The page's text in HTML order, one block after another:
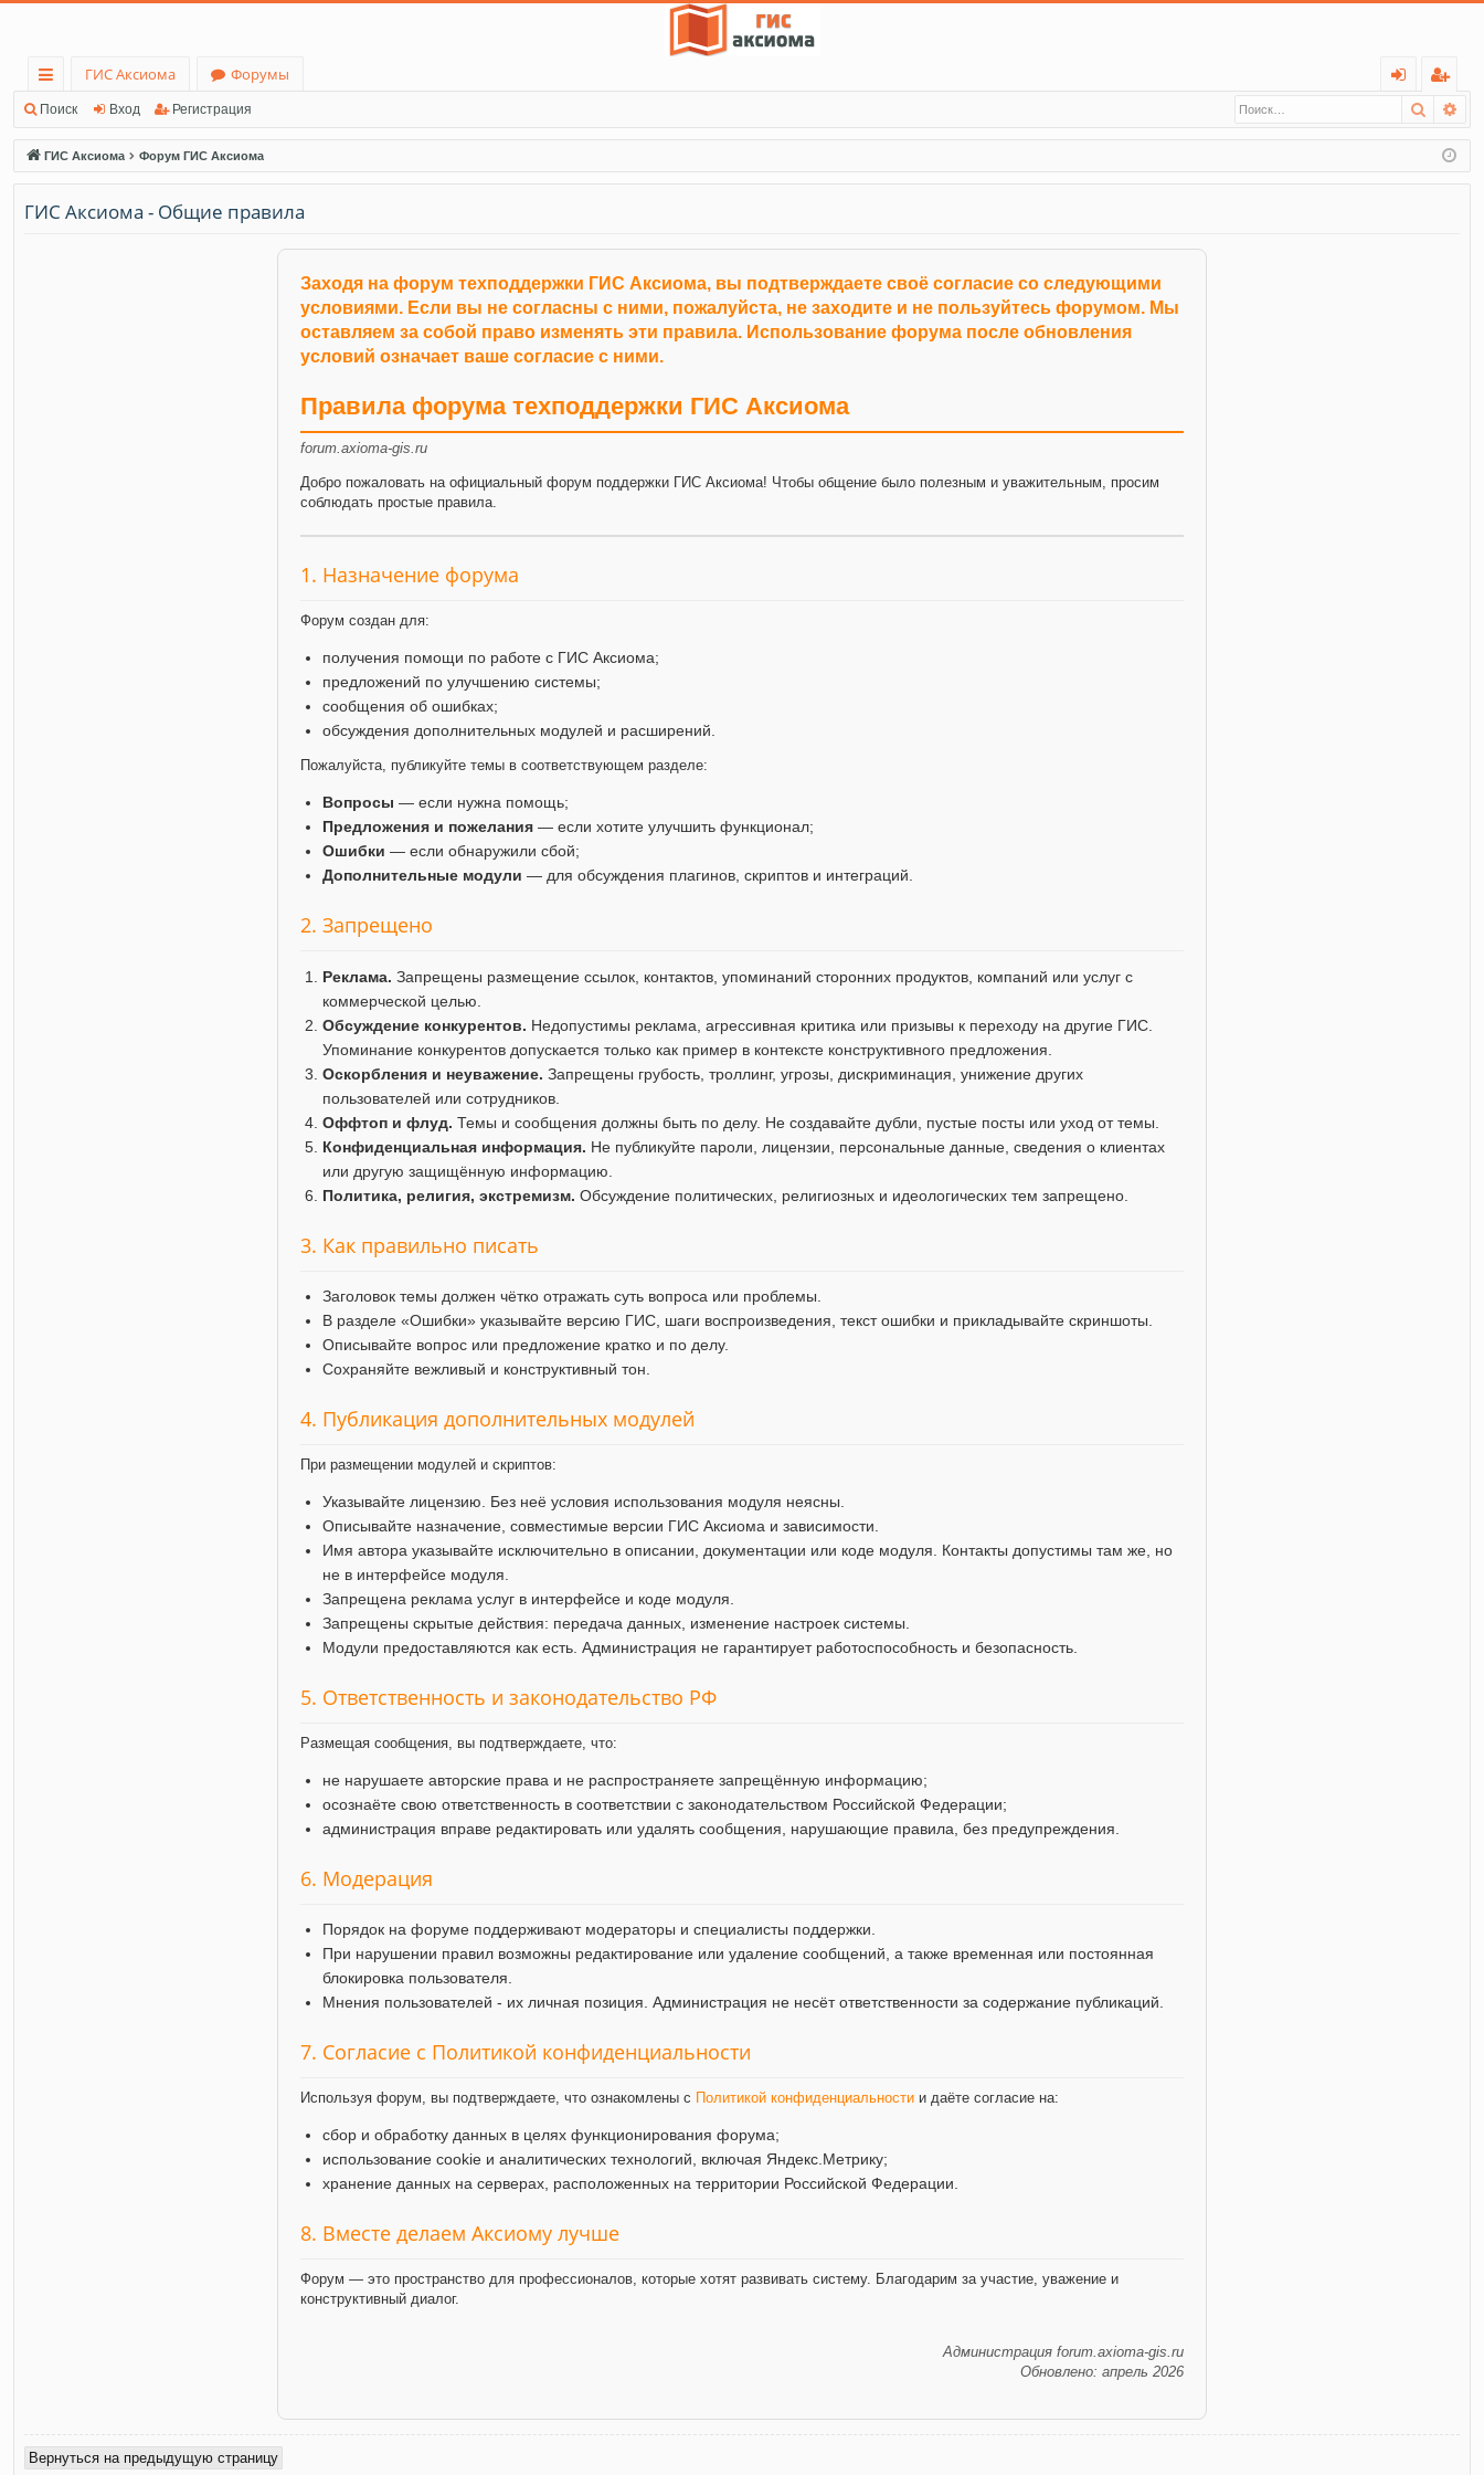
с
ы
лк
и
ГИС Аксиома
Форумы
д
ег
ис
тр
Поиск Вход Регистрация Поиск
ГИС Аксиома Форум ГИС Аксиома
ГИС Аксиома - Общие правила
Заходя на форум техподдержки ГИС Аксиома, вы подтверждаете своё согласие со следующими
условиями. Если вы не согласны с ними, пожалуйста, не заходите и не пользуйтесь форумом. Мы
оставляем за собой право изменять эти правила. Использование форума после обновления
условий означает ваше согласие с ними.
Правила форума техподдержки ГИС Аксиома
forum.axioma-gis.ru
Добро пожаловать на официальный форум поддержки ГИС Аксиома! Чтобы общение было полезным и уважительным, просим
соблюдать простые правила.
1. Назначение форума
Форум создан для:
получения помощи по работе с ГИС Аксиома;
предложений по улучшению системы;
сообщения об ошибках;
обсуждения дополнительных модулей и расширений.
Пожалуйста, публикуйте темы в соответствующем разделе:
Вопросы — если нужна помощь;
Предложения и пожелания — если хотите улучшить функционал;
Ошибки — если обнаружили сбой;
Дополнительные модули — для обсуждения плагинов, скриптов и интеграций.
2. Запрещено
Реклама. Запрещены размещение ссылок, контактов, упоминаний сторонних продуктов, компаний или услуг с
коммерческой целью.
Обсуждение конкурентов. Недопустимы реклама, агрессивная критика или призывы к переходу на другие ГИС.
Упоминание конкурентов допускается только как пример в контексте конструктивного предложения.
Оскорбления и неуважение. Запрещены грубость, троллинг, угрозы, дискриминация, унижение других
пользователей или сотрудников.
Оффтоп и флуд. Темы и сообщения должны быть по делу. Не создавайте дубли, пустые посты или уход от темы.
Конфиденциальная информация. Не публикуйте пароли, лицензии, персональные данные, сведения о клиентах
или другую защищённую информацию.
Политика, религия, экстремизм. Обсуждение политических, религиозных и идеологических тем запрещено.
3. Как правильно писать
Заголовок темы должен чётко отражать суть вопроса или проблемы.
В разделе «Ошибки» указывайте версию ГИС, шаги воспроизведения, текст ошибки и прикладывайте скриншоты.
Описывайте вопрос или предложение кратко и по делу.
Сохраняйте вежливый и конструктивный тон.
4. Публикация дополнительных модулей
При размещении модулей и скриптов:
Указывайте лицензию. Без неё условия использования модуля неясны.
Описывайте назначение, совместимые версии ГИС Аксиома и зависимости.
Имя автора указывайте исключительно в описании, документации или коде модуля. Контакты допустимы там же, но
не в интерфейсе модуля.
Запрещена реклама услуг в интерфейсе и коде модуля.
Запрещены скрытые действия: передача данных, изменение настроек системы.
Модули предоставляются как есть. Администрация не гарантирует работоспособность и безопасность.
5. Ответственность и законодательство РФ
Размещая сообщения, вы подтверждаете, что:
не нарушаете авторские права и не распространяете запрещённую информацию;
осознаёте свою ответственность в соответствии с законодательством Российской Федерации;
администрация вправе редактировать или удалять сообщения, нарушающие правила, без предупреждения.
6. Модерация
Порядок на форуме поддерживают модераторы и специалисты поддержки.
При нарушении правил возможны редактирование или удаление сообщений, а также временная или постоянная
блокировка пользователя.
Мнения пользователей - их личная позиция. Администрация не несёт ответственности за содержание публикаций.
7. Согласие с Политикой конфиденциальности
Используя форум, вы подтверждаете, что ознакомлены с Политикой конфиденциальности и даёте согласие на:
сбор и обработку данных в целях функционирования форума;
использование cookie и аналитических технологий, включая Яндекс.Метрику;
хранение данных на серверах, расположенных на территории Российской Федерации.
8. Вместе делаем Аксиому лучше
Форум — это пространство для профессионалов, которые хотят развивать систему. Благодарим за участие, уважение и
конструктивный диалог.
Администрация forum.axioma-gis.ru
Обновлено: апрель 2026
Вернуться на предыдущую страницу